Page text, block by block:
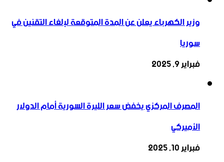
وزير الكهرباء يعلن عن المدة المتوقعة لإلغاء التقنين في
سوريا
فبراير 9, 2025
المصرف المركزي يخفض سعر الليرة السورية أمام الدولار
الأميركي
فبراير 10, 2025